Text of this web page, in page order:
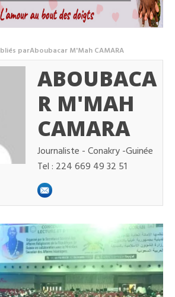
parAboubacar M'Mah CAMARA
ABOUBACA
R M'MAH
CAMARA
Journaliste - Conakry -Guinée
Tel : 224 669 49 32 51